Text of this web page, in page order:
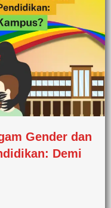
Gender dan
Demi